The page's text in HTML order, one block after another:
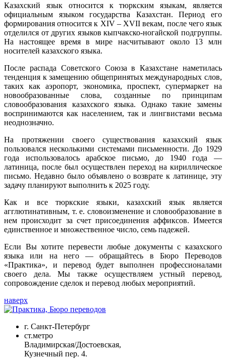
Казахский язык относится к тюркским языкам, является
официальным языком государства Казахстан. Период его
формирования относится к XIV – XVII векам, после чего язык
отделился от других языков кыпчакско-ногайской подгруппы.
На настоящее время в мире насчитывают около 13 млн
носителей казахского языка.
После распада Советского Союза в Казахстане наметилась
тенденция к замещению общепринятых международных слов,
таких как аэропорт, экономика, проспект, супермаркет на
новообразованные слова, созданные по принципам
словообразования казахского языка. Однако такие замены
воспринимаются как населением, так и лингвистами весьма
неоднозначно.
На протяжении своего существования казахский язык
пользовался несколькими системами письменности. До 1929
года использовалось арабское письмо, до 1940 года —
латиница, после был осуществлен переход на кириллическое
письмо. Недавно было объявлено о возврате к латинице, эту
задачу планируют выполнить к 2025 году.
Как и все тюркские языки, казахский язык является
агглютинативным, т. е. словоизменение и словообразование в
нем происходит за счет присоединения аффиксов. Имеется
единственное и множественное число, семь падежей.
Если Вы хотите перевести любые документы с казахского
языка или на него — обращайтесь в Бюро Переводов
«Практика», и перевод будет выполнен профессионалами
своего дела. Мы также осуществляем устный перевод,
сопровождение сделок и перевод любых мероприятий.
наверх
г. Санкт-Петербург
ст.метро
Владимирская/Достоевская,
Кузнечный пер. 4.